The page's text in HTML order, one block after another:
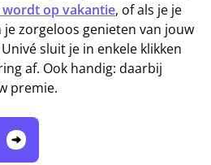
wordt op vakantie, of als je je
je zorgeloos genieten van jouw
sluit je in enkele klikken
af. Ook handig: daarbij
premie.